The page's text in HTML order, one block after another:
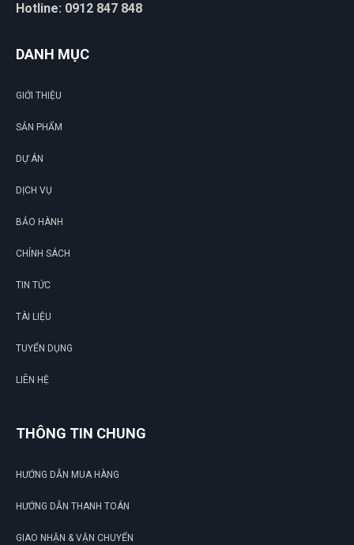
Hotline: 0912 847 848
DANH MỤC
GIỚI THIỆU
SẢN PHẨM
DỰ ÁN
DỊCH VỤ
BẢO HÀNH
CHÍNH SÁCH
TIN TỨC
TÀI LIỆU
TUYỂN DỤNG
LIÊN HỆ
THÔNG TIN CHUNG
HƯỚNG DẪN MUA HÀNG
HƯỚNG DẪN THANH TOÁN
GIAO NHẬN & VẬN CHUYỂN